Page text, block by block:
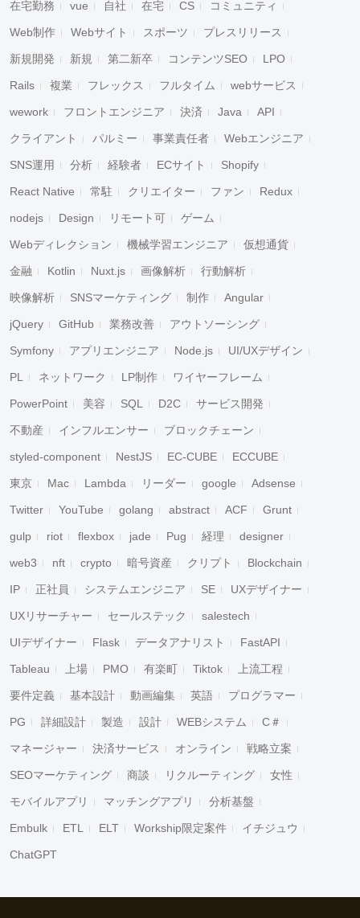
在宅勤務 vue 自社 在宅 CS コミュニティ
Web制作 Webサイト スポーツ プレスリリース
新規開発 新規 第二新卒 コンテンツSEO LPO
Rails 複業 フレックス フルタイム webサービス
wework フロントエンジニア 決済 Java API
クライアント パルミー 事業責任者 Webエンジニア
SNS運用 分析 経験者 ECサイト Shopify
React Native 常駐 クリエイター ファン Redux
nodejs Design リモート可 ゲーム
Webディレクション 機械学習エンジニア 仮想通貨
金融 Kotlin Nuxt.js 画像解析 行動解析
映像解析 SNSマーケティング 制作 Angular
jQuery GitHub 業務改善 アウトソーシング
Symfony アプリエンジニア Node.js UI/UXデザイン
PL ネットワーク LP制作 ワイヤーフレーム
PowerPoint 美容 SQL D2C サービス開発
不動産 インフルエンサー ブロックチェーン
styled-component NestJS EC-CUBE ECCUBE
東京 Mac Lambda リーダー google Adsense
Twitter YouTube golang abstract ACF Grunt
gulp riot flexbox jade Pug 経理 designer
web3 nft crypto 暗号資産 クリプト Blockchain
IP 正社員 システムエンジニア SE UXデザイナー
UXリサーチャー セールステック salestech
UIデザイナー Flask データアナリスト FastAPI
Tableau 上場 PMO 有楽町 Tiktok 上流工程
要件定義 基本設計 動画編集 英語 プログラマー
PG 詳細設計 製造 設計 WEBシステム C＃
マネージャー 決済サービス オンライン 戦略立案
SEOマーケティング 商談 リクルーティング 女性
モバイルアプリ マッチングアプリ 分析基盤
Embulk ETL ELT Workship限定案件 イチジュウ
ChatGPT